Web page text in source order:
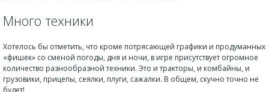
Много техники
Хотелось бы отметить, что кроме потрясающей графики и продуманных
«фишек» со сменой погоды, дня и ночи, в игре присутствует огромное
количество разнообразной техники. Это и тракторы, и комбайны, и
грузовики, прицепы, сеялки, плуги, сажалки. В общем, скучно точно не
будет!